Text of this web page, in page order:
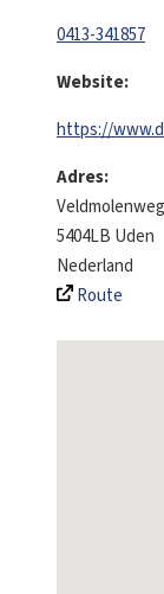
0413-341857
Website:
https://
Adres:
5404LB Uden
Nederland
Route